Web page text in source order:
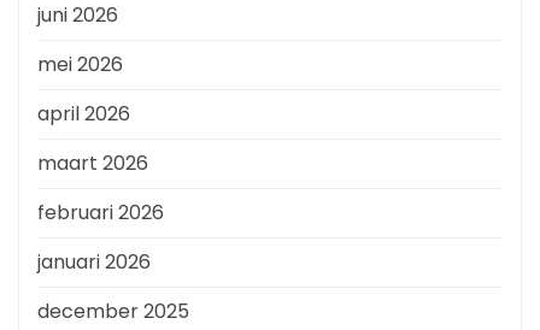
juni 2026
mei 2026
april 2026
maart 2026
februari 2026
januari 2026
december 2025